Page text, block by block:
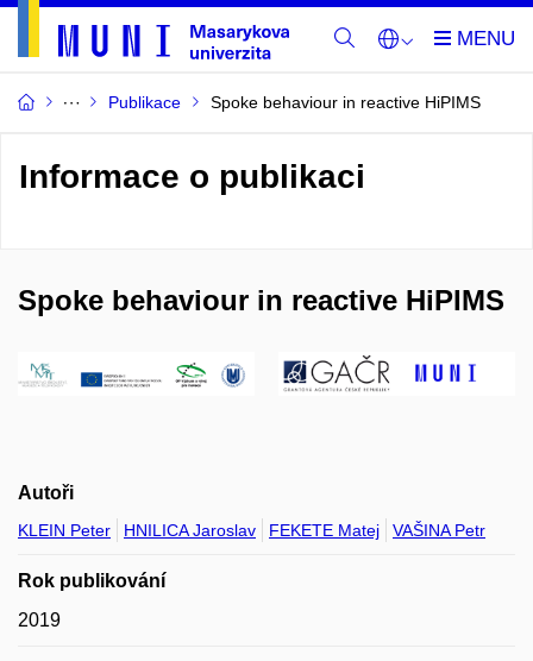
Publikace Spoke behaviour in reactive HiPIMS
Informace o publikaci
Spoke behaviour in reactive HiPIMS
Autoři
KLEIN Peter HNILICA Jaroslav FEKETE Matej VAŠINA Petr
Rok publikování
2019